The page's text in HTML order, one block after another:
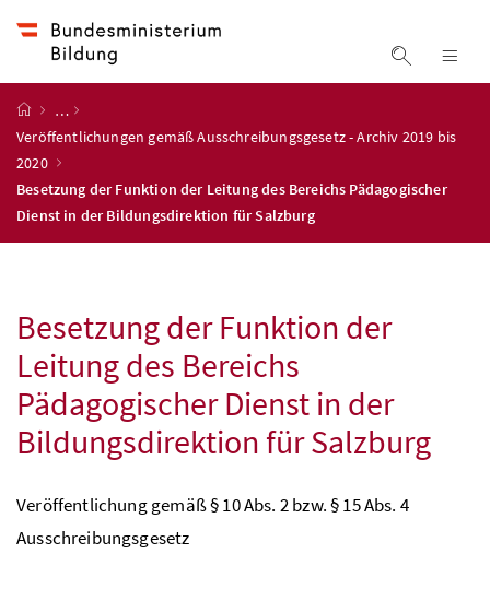
Suche
Startseite
…
Veröffentlichungen gemäß Ausschreibungsgesetz - Archiv 2019 bis
2020
Besetzung der Funktion der Leitung des Bereichs Pädagogischer
Dienst in der Bildungsdirektion für Salzburg
Besetzung der Funktion der
Leitung des Bereichs
Pädagogischer Dienst in der
Bildungsdirektion für Salzburg
Veröffentlichung gemäß § 10 Abs. 2 bzw. § 15 Abs. 4
Ausschreibungsgesetz